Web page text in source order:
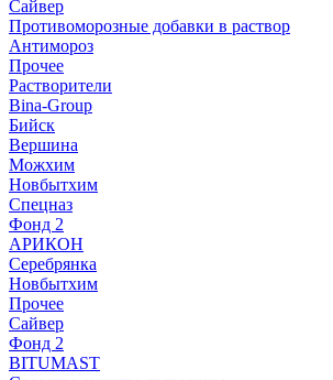
Сайвер
Противоморозные добавки в раствор
Антимороз
Прочее
Растворители
Bina-Group
Бийск
Вершина
Можхим
Новбытхим
Спецназ
Фонд 2
АРИКОН
Серебрянка
Новбытхим
Прочее
Сайвер
Фонд 2
BITUMAST